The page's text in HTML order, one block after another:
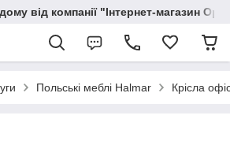
від компанії "Інтернет-магазин
Польські меблі Halmar Крісла